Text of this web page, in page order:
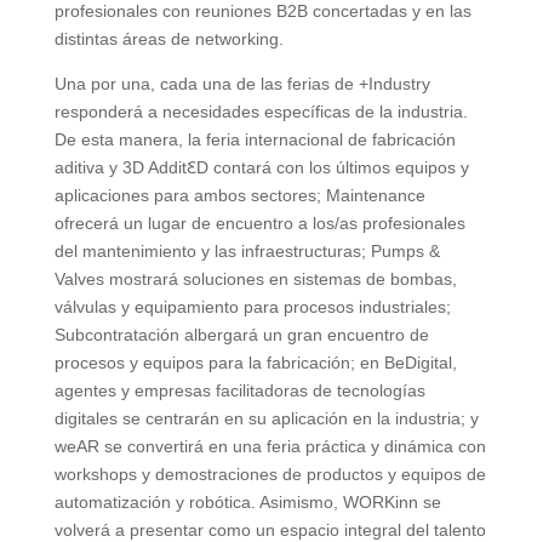
profesionales con reuniones B2B concertadas y en las
distintas áreas de networking.
Una por una, cada una de las ferias de +Industry
responderá a necesidades específicas de la industria.
De esta manera, la feria internacional de fabricación
aditiva y 3D AdditꜪD contará con los últimos equipos y
aplicaciones para ambos sectores; Maintenance
ofrecerá un lugar de encuentro a los/as profesionales
del mantenimiento y las infraestructuras; Pumps &
Valves mostrará soluciones en sistemas de bombas,
válvulas y equipamiento para procesos industriales;
Subcontratación albergará un gran encuentro de
procesos y equipos para la fabricación; en BeDigital,
agentes y empresas facilitadoras de tecnologías
digitales se centrarán en su aplicación en la industria; y
weAR se convertirá en una feria práctica y dinámica con
workshops y demostraciones de productos y equipos de
automatización y robótica. Asimismo, WORKinn se
volverá a presentar como un espacio integral del talento